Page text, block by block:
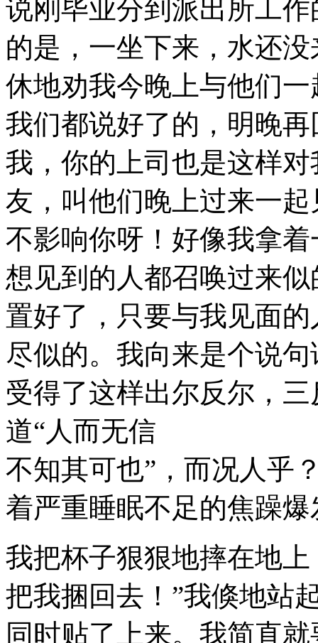
说刚毕业分到派出所工
的是，一坐下来，水还
休地劝我今晚上与他们
我们都说好了的，明晚
我，你的上司也是这样
友，叫他们晚上过来一
不影响你呀！好像我拿
想见到的人都召唤过来
置好了，只要与我见面
尽似的。我向来是个说
受得了这样出尔反尔，
道“人而无信
不知其可也”，而况人乎
着严重睡眠不足的焦躁
我把杯子狠狠地摔在地
把我捆回去！”我倏地站
同时贴了上来。我简直